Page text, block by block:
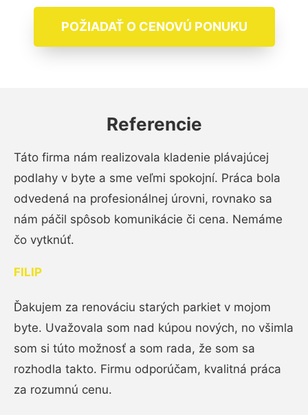
POŽIADAŤ O CENOVÚ PONUKU
Referencie
Táto firma nám realizovala kladenie plávajúcej
podlahy v byte a sme veľmi spokojní. Práca bola
odvedená na profesionálnej úrovni, rovnako sa
nám páčil spôsob komunikácie či cena. Nemáme
čo vytknúť.
FILIP
Ďakujem za renováciu starých parkiet v mojom
byte. Uvažovala som nad kúpou nových, no všimla
som si túto možnosť a som rada, že som sa
rozhodla takto. Firmu odporúčam, kvalitná práca
za rozumnú cenu.